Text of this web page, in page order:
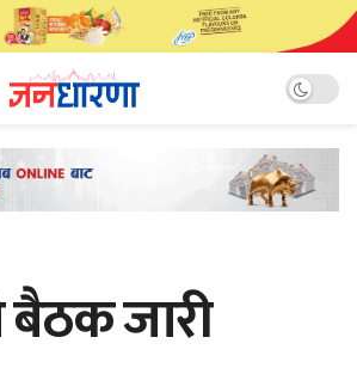
बैठक जारी